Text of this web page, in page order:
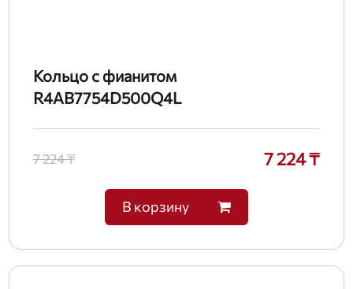
Кольцо с фианитом
R4AB7754D500Q4L
7 224 ₸ 7 224 ₸
В корзину